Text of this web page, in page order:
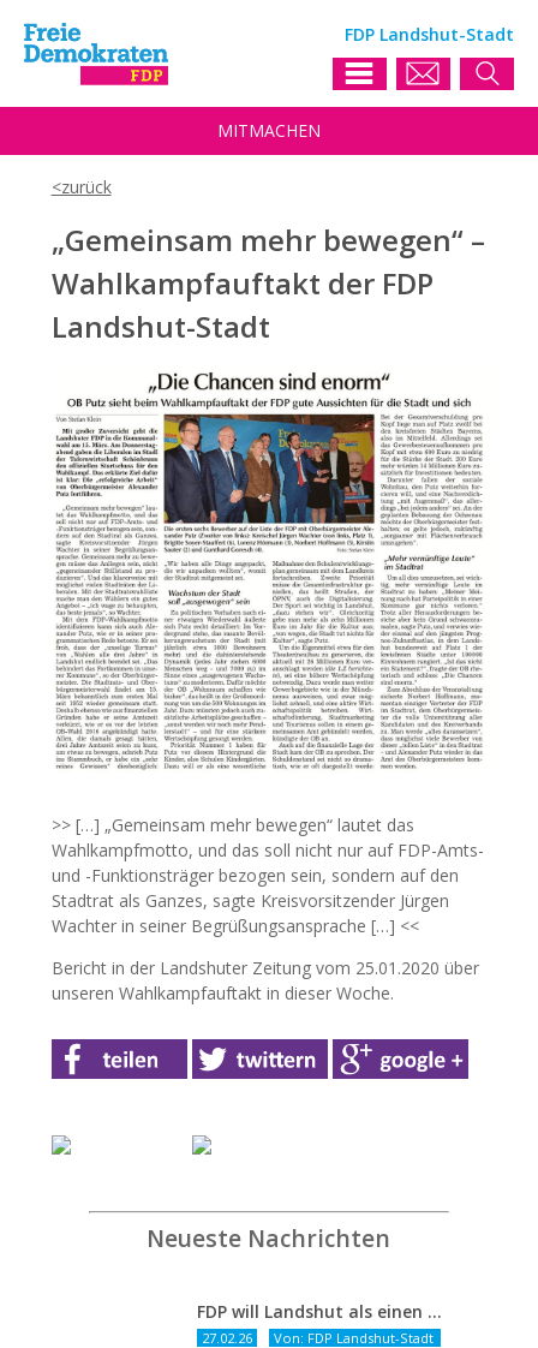
FDP Landshut-Stadt
MITMACHEN
„Gemeinsam mehr bewegen“ –
Wahlkampfauftakt der FDP
Landshut-Stadt
>> […] „Gemeinsam mehr bewegen“ lautet das
Wahlkampfmotto, und das soll nicht nur auf FDP-Amts-
und -Funktionsträger bezogen sein, sondern auf den
Stadtrat als Ganzes, sagte Kreisvorsitzender Jürgen
Wachter in seiner Begrüßungsansprache […] <<
Bericht in der Landshuter Zeitung vom 25.01.2020 über
unseren Wahlkampfauftakt in dieser Woche.
Neueste Nachrichten
FDP will Landshut als einen echten Chancenort gestalten
27.02.26
Von: FDP Landshut-Stadt